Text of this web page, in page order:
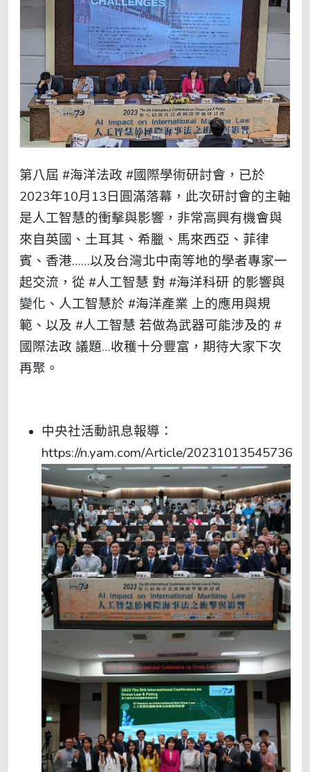
第八屆 #海洋法政 #國際學術研討會，已於
2023年10月13日圓滿落幕，此次研討會的主軸
是人工智慧的衝擊與影響，非常高興有機會與
來自英國、土耳其、希臘、馬來西亞、菲律
賓、香港……以及台灣北中南等地的學者專家一
起交流，從 #人工智慧 對 #海洋科研 的影響與
變化、人工智慧於 #海洋產業 上的應用與規
範、以及 #人工智慧 若做為武器可能涉及的 #
國際法政 議題…收穫十分豐富，期待大家下次
再聚。
中央社活動訊息報導：
https://n.yam.com/Article/20231013545736